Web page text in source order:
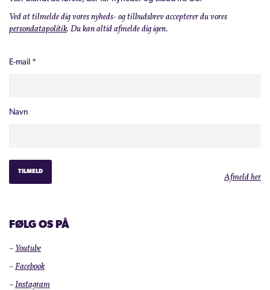
Ved at tilmelde dig vores nyheds- og tilbudsbrev accepterer du vores
persondatapolitik. Du kan altid afmelde dig igen.
E-mail *
Navn
Afmeld her
FØLG OS PÅ
–Youtube
–Facebook
–Instagram